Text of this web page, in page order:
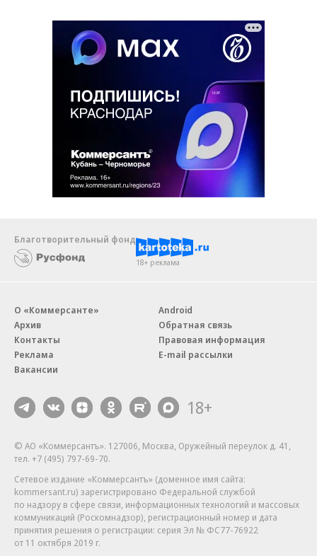
Благотворительный фонд
18+ реклама
О «Коммерсанте»
Архив
Контакты
Реклама
Вакансии
Android
Обратная связь
Правовая информация
E-mail рассылки
18+
© АО «Коммерсантъ». 127006, Москва, Оружейный переулок д. 41,
тел. +7 (495) 797-69-70.
Сетевое издание «Коммерсантъ» (доменное имя сайта:
kommersant.ru) зарегистрировано Федеральной службой
по надзору в сфере связи, информационных технологий и массовых
коммуникаций (Роскомнадзор), регистрационный номер и дата
принятия решения о регистрации: серия Эл № ФС77-76922
от 11 октября 2019 г.